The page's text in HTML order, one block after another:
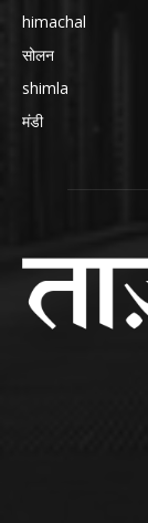
himachal
सोलन
shimla
मंडी